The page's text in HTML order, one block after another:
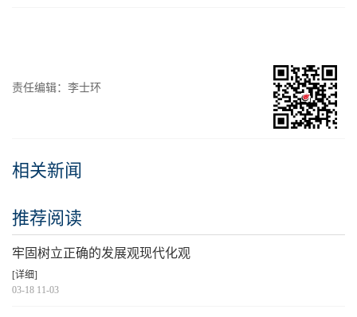
责任编辑：李士环
相关新闻
推荐阅读
牢固树立正确的发展观现代化观
[详细]
03-18 11-03